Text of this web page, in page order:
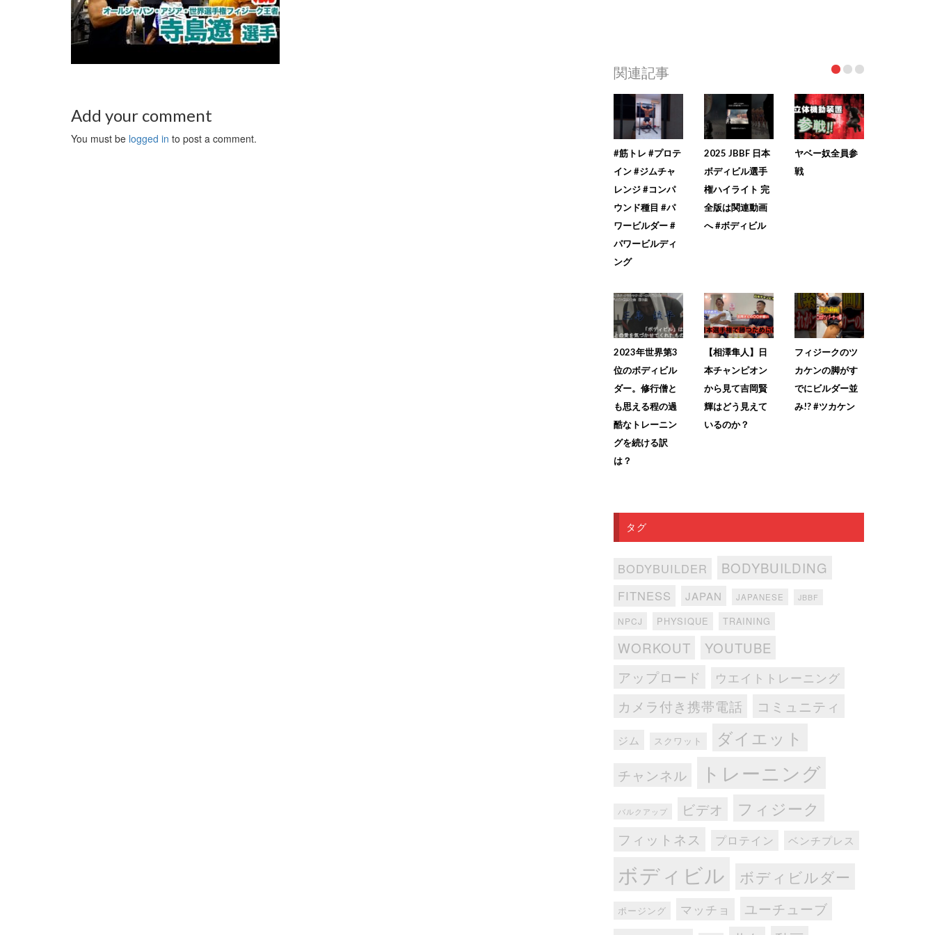
Add your comment
You must be logged in to post a comment.
関連記事
#筋トレ #プロテ
イン #ジムチャ
レンジ #コンパ
ウンド種目 #パ
ワービルダー #
パワービルディ
ング
2025 JBBF 日本
ボディビル選手
権ハイライト 完
全版は関連動画
へ #ボディビル
ヤベー奴全員参
戦
2023年世界第3
位のボディビル
ダー。修行僧と
も思える程の過
酷なトレーニン
グを続ける訳
は？
【相澤隼人】日
本チャンピオン
から見て吉岡賢
輝はどう見えて
いるのか？
フィジークのツ
カケンの脚がす
でにビルダー並
み!? #ツカケン
タグ
BODYBUILDER BODYBUILDING
FITNESS JAPAN JAPANESE JBBF
NPCJ PHYSIQUE TRAINING
WORKOUT
YOUTUBE
アップロード
ウエイトトレーニング
カメラ付き携帯電話 コミュニティ
ジム スクワット ダイエット
チャンネル トレーニング
バルクアップ ビデオ フィジーク
フィットネス プロテイン ベンチプレス
ボディビル ボディビルダー
ポージング マッチョ ユーチューブ